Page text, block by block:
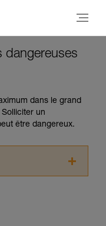
dangereuses
dans le grand
un
être dangereux.
les